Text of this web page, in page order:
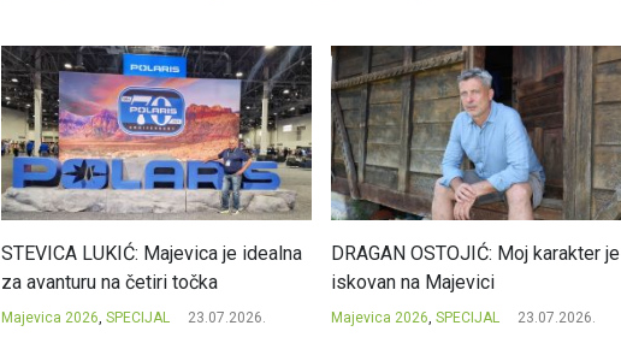
STEVICA LUKIĆ: Majevica je idealna
za avanturu na četiri točka
Majevica 2026, SPECIJAL 23.07.2026.
DRAGAN OSTOJIĆ: Moj karakter je
iskovan na Majevici
Majevica 2026, SPECIJAL 23.07.2026.